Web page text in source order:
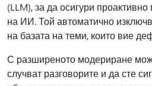
(LLM), за да осигури
на ИИ. Той автоматично
на базата на теми, които вие
С разширеното модериране
случват разговорите и да сте